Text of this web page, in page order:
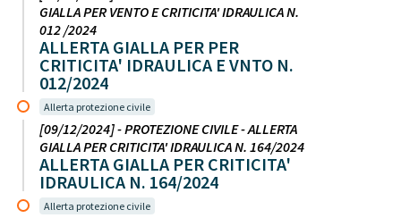
GIALLA PER VENTO E CRITICITA' IDRAULICA N.
012 /2024
ALLERTA GIALLA PER PER
CRITICITA' IDRAULICA E VNTO N.
012/2024
Allerta protezione civile
[09/12/2024] - PROTEZIONE CIVILE - ALLERTA
GIALLA PER CRITICITA' IDRAULICA N. 164/2024
ALLERTA GIALLA PER CRITICITA'
IDRAULICA N. 164/2024
Allerta protezione civile